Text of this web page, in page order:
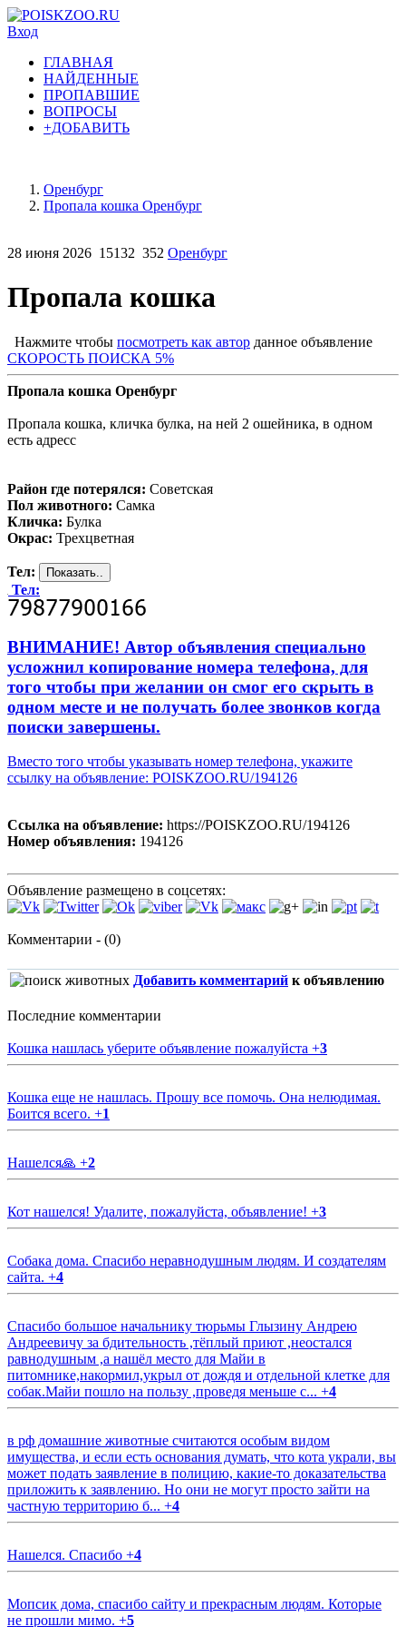
Вход
ГЛАВНАЯ
НАЙДЕННЫЕ
ПРОПАВШИЕ
ВОПРОСЫ
+ДОБАВИТЬ
Оренбург
Пропала кошка Оренбург
28 июня 2026 15132 352 Оренбург
Пропала кошка
Нажмите чтобы посмотреть как автор данное объявление
СКОРОСТЬ ПОИСКА 5%
Пропала кошка Оренбург
Пропала кошка, кличка булка, на ней 2 ошейника, в одном
есть адресс
Район где потерялся: Советская
Пол животного: Самка
Кличка: Булка
Окрас: Трехцветная
Тел:
Тел:
ВНИМАНИЕ! Автор объявления специально
усложнил копирование номера телефона, для
того чтобы при желании он смог его скрыть в
одном месте и не получать более звонков когда
поиски завершены.
Вместо того чтобы указывать номер телефона, укажите
ссылку на объявление: POISKZOO.RU/194126
Ссылка на объявление: https://POISKZOO.RU/194126
Номер объявления: 194126
Объявление размещено в соцсетях:
Комментарии - (0)
Добавить комментарий к объявлению
Последние комментарии
Кошка нашлась уберите объявление пожалуйста +3
Кошка еще не нашлась. Прошу все помочь. Она нелюдимая.
Боится всего. +1
Нашелся🙏 +2
Кот нашелся! Удалите, пожалуйста, объявление! +3
Собака дома. Спасибо неравнодушным людям. И создателям
сайта. +4
Спасибо большое начальнику тюрьмы Глызину Андрею
Андреевичу за бдительность ,тёплый приют ,неостался
равнодушным ,а нашёл место для Майи в
питомнике,накормил,укрыл от дождя и отдельной клетке для
собак.Майи пошло на пользу ,проведя меньше с... +4
в рф домашние животные считаются особым видом
имущества, и если есть основания думать, что кота украли, вы
может подать заявление в полицию, какие-то доказательства
приложить к заявлению. Но они не могут просто зайти на
частную территорию б... +4
Нашелся. Спасибо +4
Мопсик дома, спасибо сайту и прекрасным людям. Которые
не прошли мимо. +5